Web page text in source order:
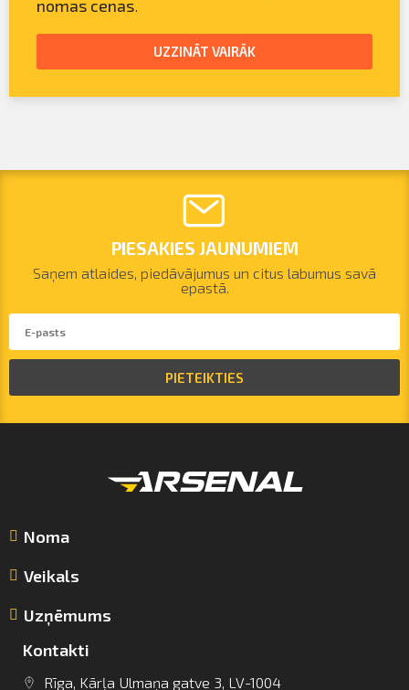
info@arsenalrent.com
nomas cenas.
UZZINĀT VAIRĀK
PIESAKIES JAUNUMIEM
Saņem atlaides, piedāvājumus un citus labumus savā
epastā.
PIETEIKTIES
Noma
Veikals
Uzņēmums
Kontakti
Rīga, Kārļa Ulmaņa gatve 3, LV-1004